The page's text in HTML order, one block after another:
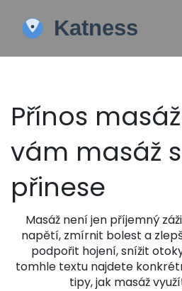
Přínos
vám masáž
přinese
Masáž není jen příjemný
napětí, zmírnit bolest a
podpořit hojení, snížit
tomhle textu najdete
tipy, jak masáž